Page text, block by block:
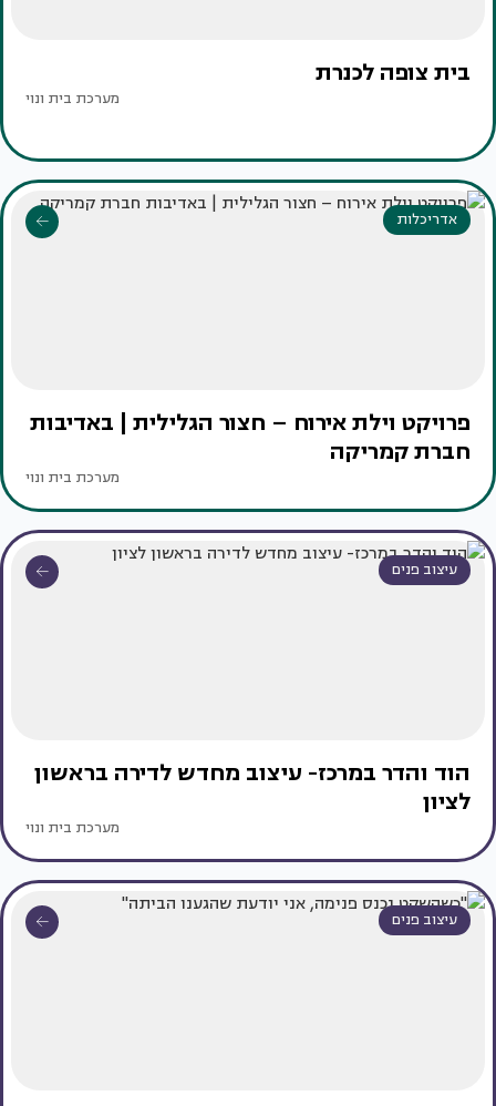
בית צופה לכנרת
מערכת בית ונוי
אדריכלות
פרויקט וילת אירוח – חצור הגלילית | באדיבות
חברת קמריקה
מערכת בית ונוי
עיצוב פנים
הוד והדר במרכז- עיצוב מחדש לדירה בראשון
לציון
מערכת בית ונוי
עיצוב פנים